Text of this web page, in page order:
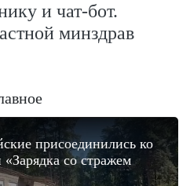
и чат-бот.
минздрав
присоединились ко
со стражем